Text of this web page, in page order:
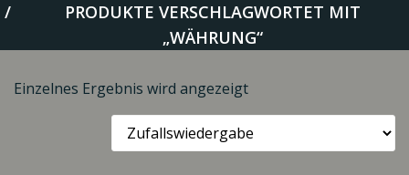
PRODUKTE VERSCHLAGWORTET MIT
„WÄHRUNG“
Einzelnes Ergebnis wird angezeigt